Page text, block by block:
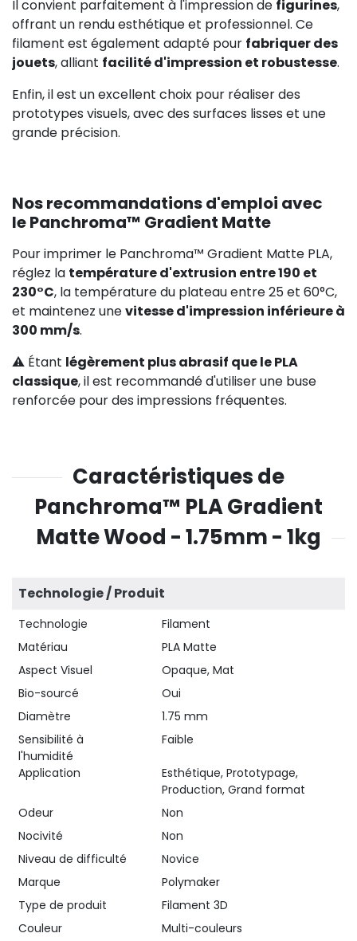
Il convient parfaitement à l'impression de figurines,
offrant un rendu esthétique et professionnel. Ce
filament est également adapté pour fabriquer des
jouets, alliant facilité d'impression et robustesse.
Enfin, il est un excellent choix pour réaliser des
prototypes visuels, avec des surfaces lisses et une
grande précision.
Nos recommandations d'emploi avec
le Panchroma™ Gradient Matte
Pour imprimer le Panchroma™ Gradient Matte PLA,
réglez la température d'extrusion entre 190 et
230°C, la température du plateau entre 25 et 60°C,
et maintenez unevitesse d'impression inférieure à
300 mm/s.
⚠️ Étant légèrement plus abrasif que le PLA
classique, il est recommandé d'utiliser une buse
renforcée pour des impressions fréquentes.
Caractéristiques de
Panchroma™ PLA Gradient
Matte Wood - 1.75mm - 1kg
Technologie / Produit
Technologie
Filament
Matériau
PLA Matte
Aspect Visuel
Opaque, Mat
Bio-sourcé
Oui
Diamètre
1.75 mm
Sensibilité à
l'humidité
Faible
Application
Esthétique, Prototypage,
Production, Grand format
Odeur
Non
Nocivité
Non
Niveau de difficulté
Novice
Marque
Polymaker
Type de produit
Filament 3D
Couleur
Multi-couleurs